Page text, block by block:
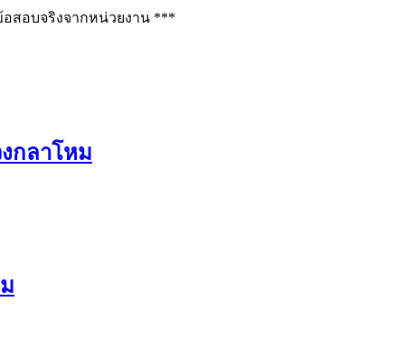
อสอบจริงจากหน่วยงาน ***
กลาโหม